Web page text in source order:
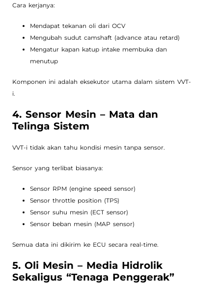
Cara kerjanya:
Mendapat tekanan oli dari OCV
Mengubah sudut camshaft (advance atau retard)
Mengatur kapan katup intake membuka dan
menutup
Komponen ini adalah eksekutor utama dalam sistem VVT-
i.
4. Sensor Mesin – Mata dan
Telinga Sistem
VVT-i tidak akan tahu kondisi mesin tanpa sensor.
Sensor yang terlibat biasanya:
Sensor RPM (engine speed sensor)
Sensor throttle position (TPS)
Sensor suhu mesin (ECT sensor)
Sensor beban mesin (MAP sensor)
Semua data ini dikirim ke ECU secara real-time.
5. Oli Mesin – Media Hidrolik
Sekaligus “Tenaga Penggerak”